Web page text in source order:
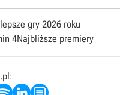
gry 2026 roku
4Najbliższe premiery